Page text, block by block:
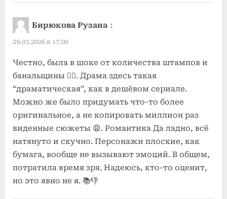
“Драматичные
с
романтики”
Бирюкова Рузана :
29.03.2026 в 17:00
Честно, была в шоке от количества штампов и
банальщины 🤦‍♀️. Драма здесь такая
“драматическая”, как в дешёвом сериале.
Можно же было придумать что-то более
оригинальное, а не копировать миллион раз
виденные сюжеты 😩. Романтика Да ладно, всё
натянуто и скучно. Персонажи плоские, как
бумага, вообще не вызывают эмоций. В общем,
потратила время зря. Надеюсь, кто-то оценит,
но это явно не я. 📚👎